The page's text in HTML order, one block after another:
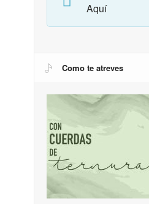
Aquí
Como te atreves